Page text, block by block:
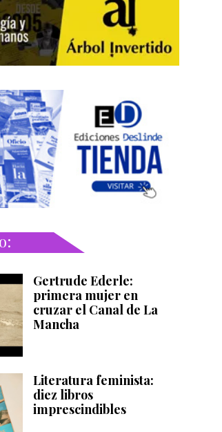
Gertrude Ederle:
primera mujer en
cruzar el Canal de La
Mancha
Literatura feminista:
diez libros
imprescindibles